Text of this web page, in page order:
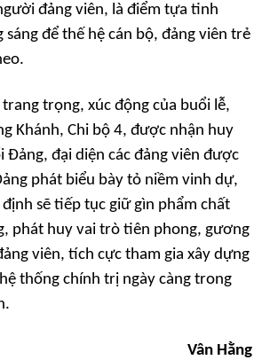
đảng viên, là điểm tựa tinh
để thế hệ cán bộ, đảng viên trẻ
trọng, xúc động của buổi lễ,
Khánh, Chi bộ 4, được nhận huy
Đảng, đại diện các đảng viên được
phát biểu bày tỏ niềm vinh dự,
sẽ tiếp tục giữ gìn phẩm chất
phát huy vai trò tiên phong, gương
viên, tích cực tham gia xây dựng
thống chính trị ngày càng trong
Vân Hằng